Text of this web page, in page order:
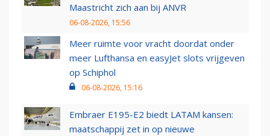
Maastricht zich aan bij ANVR
06-08-2026, 15:56
Meer ruimte voor vracht doordat onder
meer Lufthansa en easyJet slots vrijgeven
op Schiphol
06-08-2026, 15:16
Embraer E195-E2 biedt LATAM kansen:
maatschappij zet in op nieuwe